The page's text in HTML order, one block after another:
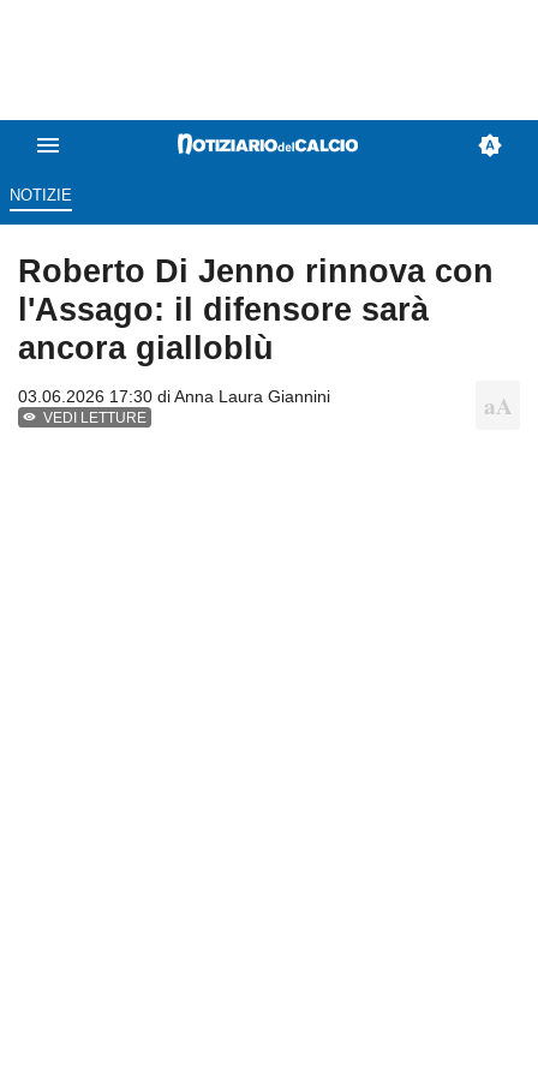
NOTIZIE
Roberto Di Jenno rinnova con
l'Assago: il difensore sarà
ancora gialloblù
03.06.2026 17:30 diAnna Laura Giannini
VEDI LETTURE